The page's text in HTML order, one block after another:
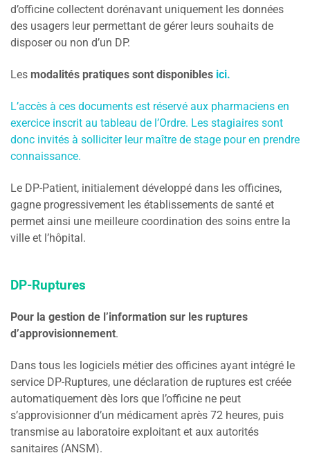
d’officine collectent dorénavant uniquement les données
des usagers leur permettant de gérer leurs souhaits de
disposer ou non d’un DP.
Les modalités pratiques sont disponibles ici.
L’accès à ces documents est réservé aux pharmaciens en
exercice inscrit au tableau de l’Ordre. Les stagiaires sont
donc invités à solliciter leur maître de stage pour en prendre
connaissance.
Le DP-Patient, initialement développé dans les officines,
gagne progressivement les établissements de santé et
permet ainsi une meilleure coordination des soins entre la
ville et l’hôpital.
DP-Ruptures
Pour la gestion de l’information sur les ruptures
d’approvisionnement.
Dans tous les logiciels métier des officines ayant intégré le
service DP-Ruptures, une déclaration de ruptures est créée
automatiquement dès lors que l’officine ne peut
s’approvisionner d’un médicament après 72 heures, puis
transmise au laboratoire exploitant et aux autorités
sanitaires (ANSM).